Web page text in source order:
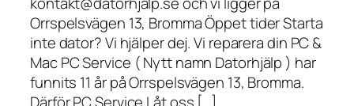
Orrspelsvägen 13, Bromma Öppet tider Starta
inte dator? Vi hjälper dej. Vi reparera din PC &
Mac PC Service ( Nytt namn Datorhjälp ) har
funnits 11 år på Orrspelsvägen 13, Bromma.